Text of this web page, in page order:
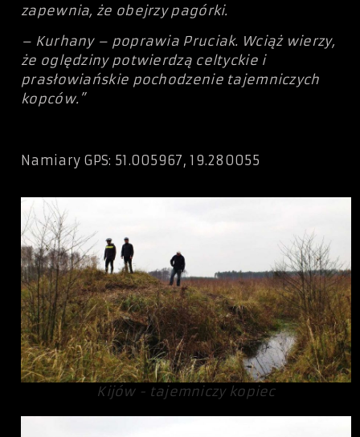
zapewnia, że obejrzy pagórki.
– Kurhany – poprawia Pruciak. Wciąż wierzy,
że oględziny potwierdzą celtyckie i
prasłowiańskie pochodzenie tajemniczych
kopców.”
Namiary GPS: 51.005967, 19.280055
Kijów - tajemniczy kopiec